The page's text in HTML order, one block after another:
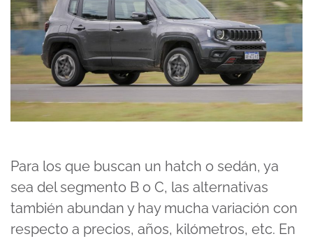
Para los que buscan un hatch o sedán, ya
sea del segmento B o C, las alternativas
también abundan y hay mucha variación con
respecto a precios, años, kilómetros, etc. En